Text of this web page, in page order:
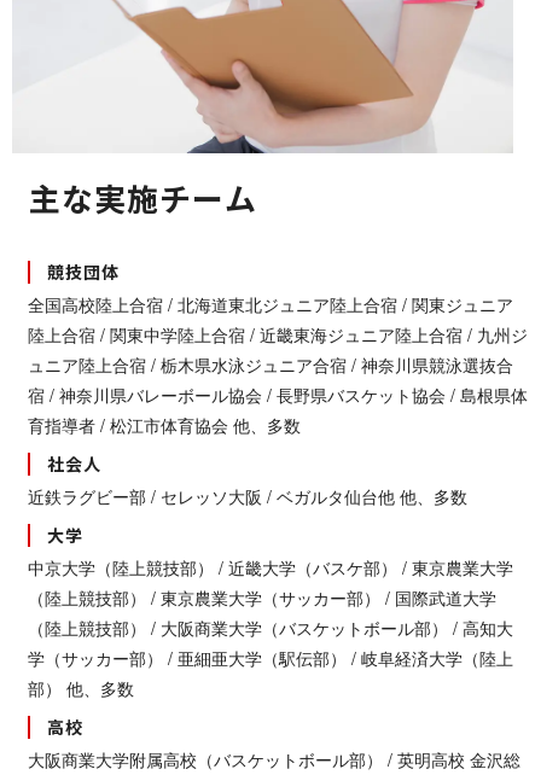
主な実 施 チ ー ム
競 技 団 体
全国高校陸上合宿 / 北海道東北ジュニア陸上合宿 / 関東ジュニア
陸上合宿 / 関東中学陸上合宿 / 近畿東海ジュニア陸上合宿 / 九州ジ
ュニア陸上合宿 / 栃木県水泳ジュニア合宿 / 神奈川県競泳選抜合
宿 / 神奈川県バレーボール協会 / 長野県バスケット協会 / 島根県体
育指導者 / 松江市体育協会 他、多数
社 会 人
近鉄ラグビー部 / セレッソ大阪 / ベガルタ仙台他 他 、 多 数
大 学
中京大学（陸上競技部） / 近畿大学（バスケ部） / 東京農業大学
（陸上競技部） / 東京農業大学（サッカー部） / 国際武道大学
（陸上競技部） / 大阪商業大学（バスケットボール部） / 高知大
学（サッカー部） / 亜細亜大学（駅伝部） / 岐阜経済大学（陸上
部） 他、多数
高 校
大阪商業大学附属高校（バスケットボール部） / 英明高校 金沢総